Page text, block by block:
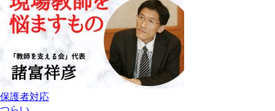
保護者対応